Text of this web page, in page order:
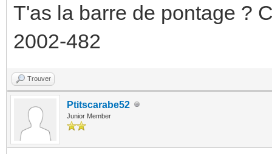
T'as la barre de pontage ?
2002-482
Trouver
Ptitscarabe52
Junior Member